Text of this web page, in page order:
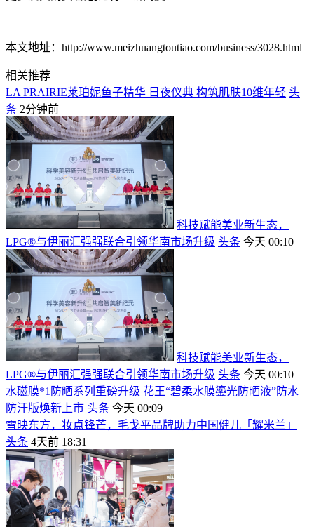
本文地址：http://www.meizhuangtoutiao.com/business/3028.html
相关推荐
LA PRAIRIE莱珀妮鱼子精华 日夜仪典 构筑肌肤10维年轻 头
条 2分钟前
科技赋能美业新生态，
LPG®与伊丽汇强强联合引领华南市场升级 头条 今天 00:10
科技赋能美业新生态，
LPG®与伊丽汇强强联合引领华南市场升级 头条 今天 00:10
水磁膜*1防晒系列重磅升级 花王“碧柔水膜鎏光防晒液”防水
防汗版焕新上市 头条 今天 00:09
雪映东方，妆点锋芒，毛戈平品牌助力中国健儿「耀米兰」
头条 4天前 18:31